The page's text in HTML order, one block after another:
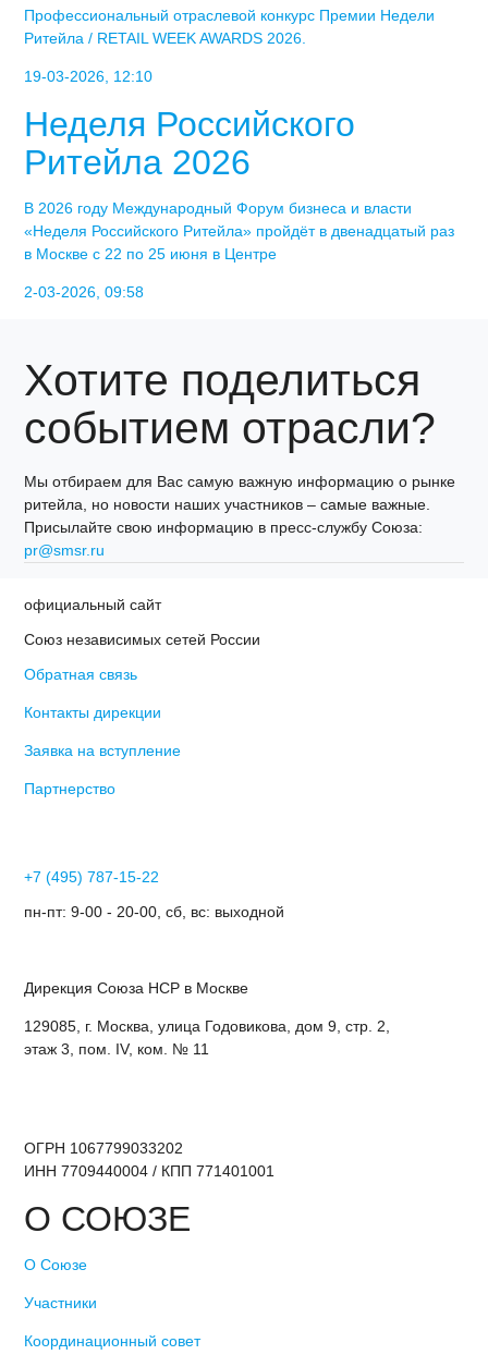
Профессиональный отраслевой конкурс Премии Недели
Ритейла / RETAIL WEEK AWARDS 2026.
19-03-2026, 12:10
Неделя Российского
Ритейла 2026
В 2026 году Международный Форум бизнеса и власти
«Неделя Российского Ритейла» пройдёт в двенадцатый раз
в Москве с 22 по 25 июня в Центре
2-03-2026, 09:58
Хотите поделиться
событием отрасли?
Мы отбираем для Вас самую важную информацию о рынке
ритейла, но новости наших участников – самые важные.
Присылайте свою информацию в пресс-службу Союза:
pr@smsr.ru
официальный сайт
Союз независимых сетей России
Обратная связь
Контакты дирекции
Заявка на вступление
Партнерство
+7 (495) 787-15-22
пн-пт: 9-00 - 20-00, сб, вс: выходной
Дирекция Cоюза НСР в Москве
129085, г. Москва, улица Годовикова, дом 9, стр. 2,
этаж 3, пом. IV, ком. № 11
ОГРН 1067799033202
ИНН 7709440004 / КПП 771401001
О СОЮЗЕ
О Союзе
Участники
Координационный совет